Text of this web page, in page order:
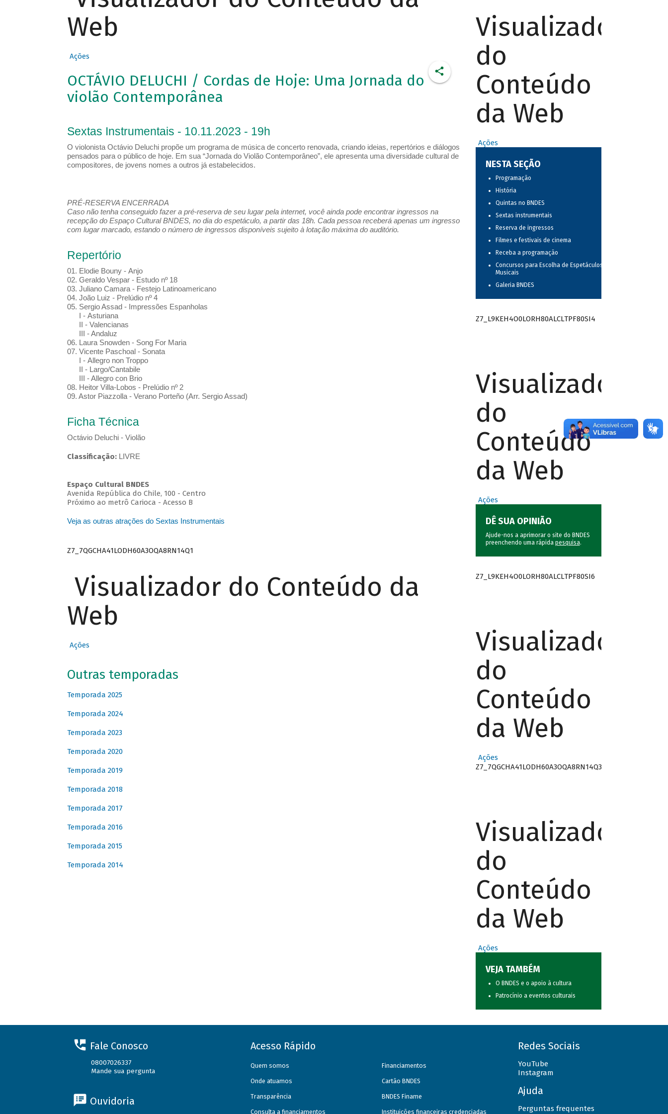
Web
Ações
OCTÁVIO DELUCHI / Cordas de Hoje: Uma Jornada do
violão Contemporânea
Sextas Instrumentais - 10.11.2023 - 19h
O violonista Octávio Deluchi propõe um programa de música de concerto renovada, criando ideias, repertórios e diálogos
pensados para o público de hoje. Em sua “Jornada do Violão Contemporâneo”, ele apresenta uma diversidade cultural de
compositores, de jovens nomes a outros já estabelecidos.
PRÉ-RESERVA ENCERRADA
Caso não tenha conseguido fazer a pré-reserva de seu lugar pela internet, você ainda pode encontrar ingressos na
recepção do Espaço Cultural BNDES, no dia do espetáculo, a partir das 18h. Cada pessoa receberá apenas um ingresso
com lugar marcado, estando o número de ingressos disponíveis sujeito à lotação máxima do auditório.
Repertório
01. Elodie Bouny - Anjo
02. Geraldo Vespar - Estudo nº 18
03. Juliano Camara - Festejo Latinoamericano
04. João Luiz - Prelúdio nº 4
05. Sergio Assad - Impressões Espanholas
I - Asturiana
II - Valencianas
III - Andaluz
06. Laura Snowden - Song For Maria
07. Vicente Paschoal - Sonata
I - Allegro non Troppo
II - Largo/Cantabile
III - Allegro con Brio
08. Heitor Villa-Lobos - Prelúdio nº 2
09. Astor Piazzolla - Verano Porteño (Arr. Sergio Assad)
Ficha Técnica
Octávio Deluchi - Violão
Classificação: LIVRE
Espaço Cultural BNDES
Avenida República do Chile, 100 - Centro
Próximo ao metrô Carioca - Acesso B
Veja as outras atrações do Sextas Instrumentais
Z7_7QGCHA41LODH60A3OQA8RN14Q1
Visualizador do Conteúdo da
Web
Ações
Outras temporadas
Temporada 2025
Temporada 2024
Temporada 2023
Temporada 2020
Temporada 2019
Temporada 2018
Temporada 2017
Temporada 2016
Temporada 2015
Temporada 2014
Visualizador
do
Conteúdo
da Web
Ações
NESTA SEÇÃO
Programação
História
Quintas no BNDES
Sextas instrumentais
Reserva de ingressos
Filmes e festivais de cinema
Receba a programação
Concursos para Escolha de Espetáculos
Musicais
Galeria BNDES
Z7_L9KEH4O0LORH80ALCLTPF80SI4
Visualizador
do
Conteúdo
da Web
Ações
DÊ SUA OPINIÃO
Ajude-nos a aprimorar o site do BNDES
preenchendo uma rápida pesquisa.
Z7_L9KEH4O0LORH80ALCLTPF80SI6
Visualizador
do
Conteúdo
da Web
Ações
Z7_7QGCHA41LODH60A3OQA8RN14Q3
Visualizador
do
Conteúdo
da Web
Ações
VEJA TAMBÉM
O BNDES e o apoio à cultura
Patrocínio a eventos culturais
Fale Conosco
08007026337
Mande sua pergunta
Ouvidoria
Acesso Rápido
Quem somos
Onde atuamos
Transparência
Consulta a financiamentos
Financiamentos
Cartão BNDES
BNDES Finame
Instituições financeiras credenciadas
Redes Sociais
YouTube
Instagram
Ajuda
Perguntas frequentes